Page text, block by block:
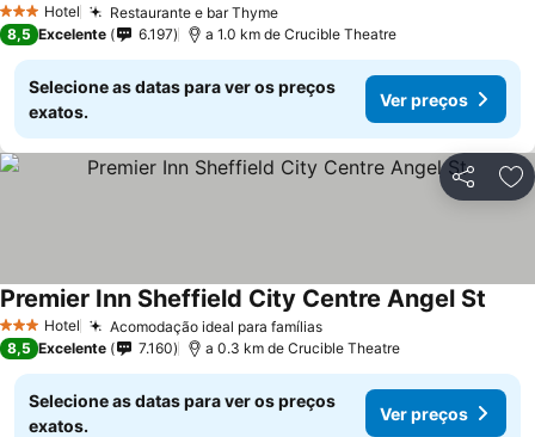
3 EstrelasHotel Restaurante e bar ThymeVer preços
Ver preços
8,5 Excelente 6.197 a 1.0 km de Crucible Theatre
Selecione as datas para ver os preços
exatos.
Ver preços
Partilhar
3 EstrelasHotel Acomodação ideal para famíliasVer preços
Premier Inn Sheffield City Centre Angel St
8,5 Excelente 7.160 a 0.3 km de Crucible Theatre
Selecione as datas para ver os preços
exatos.
Ver preços